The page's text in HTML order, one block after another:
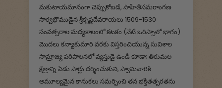
మకుటాయమానంగా చెప్పుకోబడే, సాహితీసమరాంగణ
సార్వభౌముడైన శ్రీకృష్ణదేవరాయలు 1509-1530
సంవత్సరాల మధ్యకాలంలో కటకం (నేటి ఒరిస్సాలో భాగం)
మొదలు కన్యాకుమారి వరకు విస్తరించియున్న సువిశాల
సామ్రాజ్య పరిపాలనలో వ్యస్తుడై ఉండి కూడా; తిరుమల
క్షేత్రాన్ని ఏడు సార్లు దర్శించుకుని, స్వామివారికి
అమూల్యమైన కానుకలు సమర్పించి తన భక్తితత్పరతను